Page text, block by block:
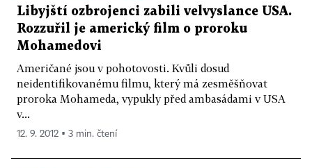
Libyjští ozbrojenci zabili velvyslance USA.
Rozzuřil je americký film o proroku
Mohamedovi
Američané jsou v pohotovosti. Kvůli dosud
neidentifikovanému filmu, který má zesměšňovat
proroka Mohameda, vypukly před ambasádami v USA
v...
12. 9. 2012 ▪ 3 min. čtení